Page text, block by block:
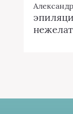
Александр